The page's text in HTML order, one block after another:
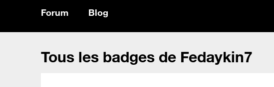
Forum Blog
Tous les badges de Fedaykin7